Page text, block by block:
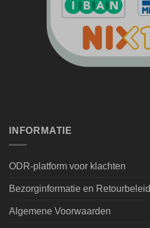
INFORMATIE
ODR-platform voor klachten
Bezorginformatie en Retourbeleid
Algemene Voorwaarden